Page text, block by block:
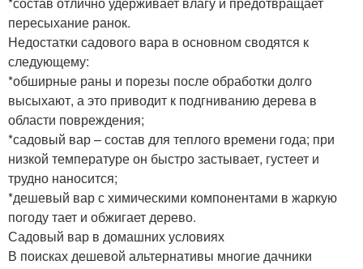
пересыхание ранок.
Недостатки садового вара в основном сводятся к
следующему:
*обширные раны и порезы после обработки долго
высыхают, а это приводит к подгниванию дерева в
области повреждения;
*садовый вар – состав для теплого времени года; при
низкой температуре он быстро застывает, густеет и
трудно наносится;
*дешевый вар с химическими компонентами в жаркую
погоду тает и обжигает дерево.
Садовый вар в домашних условиях
В поисках дешевой альтернативы многие дачники